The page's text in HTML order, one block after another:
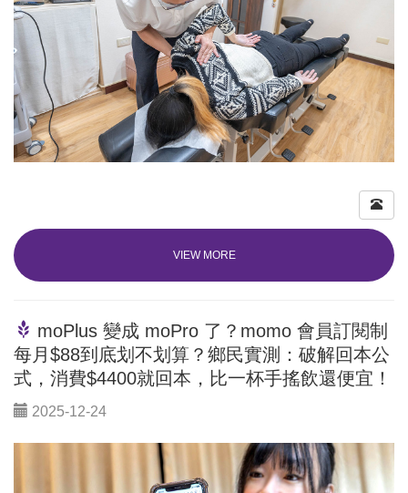
VIEW MORE
moPlus 變成 moPro 了？momo 會員訂閱制
每月$88到底划不划算？鄉民實測：破解回本公
式，消費$4400就回本，比一杯手搖飲還便宜！
2025-12-24